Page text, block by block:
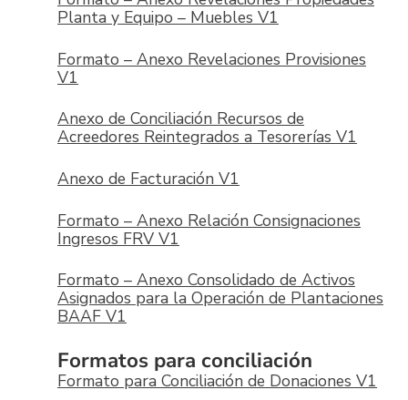
Planta y Equipo – Muebles V1
Formato – Anexo Revelaciones Provisiones
V1
Anexo de Conciliación Recursos de
Acreedores Reintegrados a Tesorerías V1
Anexo de Facturación V1
Formato – Anexo Relación Consignaciones
Ingresos FRV V1
Formato – Anexo Consolidado de Activos
Asignados para la Operación de Plantaciones
BAAF V1
Formatos para conciliación
Formato para Conciliación de Donaciones V1